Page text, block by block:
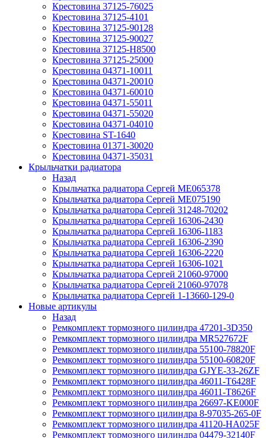
Крестовина 37125-76025
Крестовина 37125-4101
Крестовина 37125-90128
Крестовина 37125-90027
Крестовина 37125-H8500
Крестовина 37125-25000
Крестовина 04371-10011
Крестовина 04371-20010
Крестовина 04371-60010
Крестовина 04371-55011
Крестовина 04371-55020
Крестовина 04371-04010
Крестовина ST-1640
Крестовина 01371-30020
Крестовина 04371-35031
Крыльчатки радиатора
Назад
Крыльчатка радиатора Сергей ME065378
Крыльчатка радиатора Сергей ME075190
Крыльчатка радиатора Сергей 31248-70202
Крыльчатка радиатора Сергей 16306-2430
Крыльчатка радиатора Сергей 16306-1183
Крыльчатка радиатора Сергей 16306-2390
Крыльчатка радиатора Сергей 16306-2220
Крыльчатка радиатора Сергей 16306-1021
Крыльчатка радиатора Сергей 21060-97000
Крыльчатка радиатора Сергей 21060-97078
Крыльчатка радиатора Сергей 1-13660-129-0
Новые артикулы
Назад
Ремкомплект тормозного цилиндра 47201-3D350
Ремкомплект тормозного цилиндра MR527672F
Ремкомплект тормозного цилиндра 55100-78820F
Ремкомплект тормозного цилиндра 55100-60820F
Ремкомплект тормозного цилиндра GJYE-33-26ZF
Ремкомплект тормозного цилиндра 46011-T6428F
Ремкомплект тормозного цилиндра 46011-T8626F
Ремкомплект тормозного цилиндра 26697-KE000F
Ремкомплект тормозного цилиндра 8-97035-265-0F
Ремкомплект тормозного цилиндра 41120-HA025F
Ремкомплект тормозного цилиндра 04479-32140F